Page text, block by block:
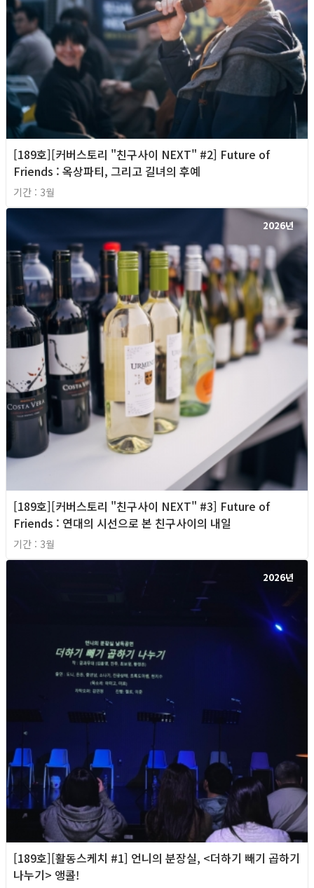
[189호][커버스토리 "친구사이 NEXT" #2] Future of
Friends : 옥상파티, 그리고 길녀의 후예
기간 : 3월
2026년
[189호][커버스토리 "친구사이 NEXT" #3] Future of
Friends : 연대의 시선으로 본 친구사이의 내일
기간 : 3월
2026년
[189호][활동스케치 #1] 언니의 분장실, <더하기 빼기 곱하기
나누기> 앵콜!